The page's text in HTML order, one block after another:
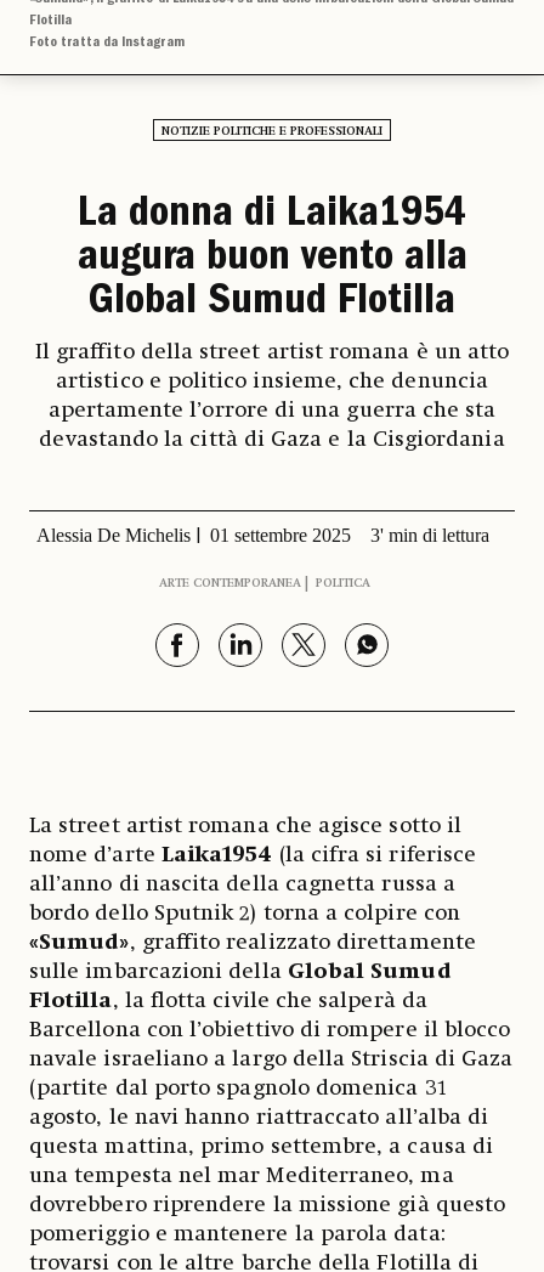
Flotilla
Foto tratta da Instagram
NOTIZIE POLITICHE E PROFESSIONALI
La donna di Laika1954
augura buon vento alla
Global Sumud Flotilla
Il graffito della street artist romana è un atto
artistico e politico insieme, che denuncia
apertamente l’orrore di una guerra che sta
devastando la città di Gaza e la Cisgiordania
Alessia De Michelis 01 settembre 2025 3' min di lettura
ARTE CONTEMPORANEA POLITICA
La street artist romana che agisce sotto il
nome d’arte Laika1954 (la cifra si riferisce
all’anno di nascita della cagnetta russa a
bordo dello Sputnik 2) torna a colpire con
«Sumud», graffito realizzato direttamente
sulle imbarcazioni della Global Sumud
Flotilla, la flotta civile che salperà da
Barcellona con l’obiettivo di rompere il blocco
navale israeliano a largo della Striscia di Gaza
(partite dal porto spagnolo domenica 31
agosto, le navi hanno riattraccato all’alba di
questa mattina, primo settembre, a causa di
una tempesta nel mar Mediterraneo, ma
dovrebbero riprendere la missione già questo
pomeriggio e mantenere la parola data:
trovarsi con le altre barche della Flotilla di